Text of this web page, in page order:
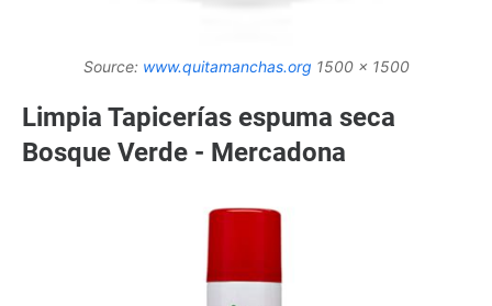
Source: www.quitamanchas.org 1500 x 1500
Limpia Tapicerías espuma seca
Bosque Verde - Mercadona